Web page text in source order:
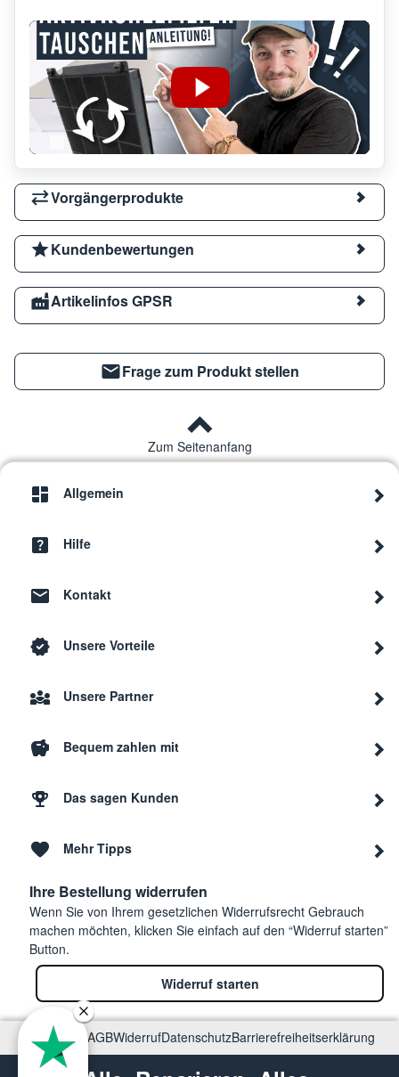
Vorgängerprodukte
Kundenbewertungen
Artikelinfos GPSR
Frage zum Produkt stellen
Zum Seitenanfang
Allgemein
Hilfe
Kontakt
Unsere Vorteile
Unsere Partner
Bequem zahlen mit
Das sagen Kunden
Mehr Tipps
Ihre Bestellung widerrufen
Wenn Sie von Ihrem gesetzlichen Widerrufsrecht Gebrauch
machen möchten, klicken Sie einfach auf den “Widerruf starten”
Button.
Widerruf starten
ImpressumAGBWiderrufDatenschutzBarrierefreiheitserklärung